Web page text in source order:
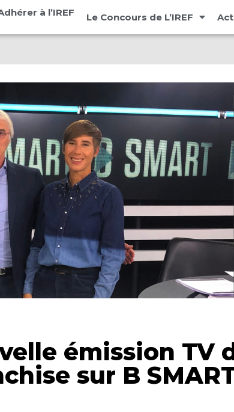
à l’IREF Le Concours de L’IREF
émission TV
sur B